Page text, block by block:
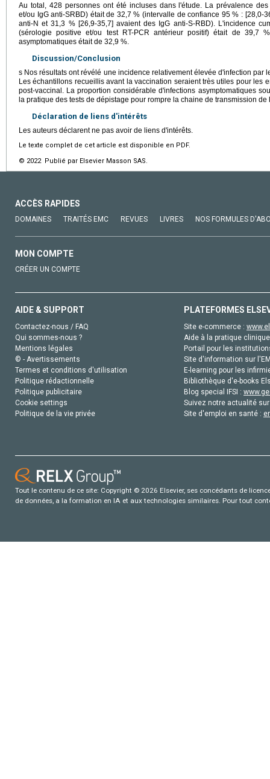
Au total, 428 personnes ont été incluses dans l'étude. La prévalence
et/ou IgG anti-SRBD) était de 32,7 % (intervalle de confiance 95 % : [28,0-
anti-N et 31,3 % [26,9-35,7] avaient des IgG anti-S-RBD). L'incidence
(sérologie positive et/ou test RT-PCR antérieur positif) était de 39,7
asymptomatiques était de 32,9 %.
Discussion/Conclusion
s Nos résultats ont révélé une incidence relativement élevée d'infection par
Les échantillons recueillis avant la vaccination seraient très utiles pour les
post-vaccinal. La proportion considérable d'infections asymptomatiques
la pratique des tests de dépistage pour rompre la chaine de transmission de
Déclaration de liens d'intérêts
Les auteurs déclarent ne pas avoir de liens d'intérêts.
Le texte complet de cet article est disponible en PDF.
© 2022 Publié par Elsevier Masson SAS.
ACCÈS RAPIDES
DOMAINES TRAITÉS EMC REVUES LIVRES NOS FORMULES
MON COMPTE
CRÉER UN COMPTE
AIDE & SUPPORT
Contactez-nous / FAQ
Qui sommes-nous ?
Mentions légales
© - Avertissements
Termes et conditions d'utilisation
Politique rédactionnelle
Politique publicitaire
Cookie settings
Politique de la vie privée
PLATEFORMES
Site e-commerce :
Aide à la pratique
Portail pour les
Site d'information sur
E-learning pour les
Bibliothèque d'e-books
Blog special IFSI :
Suivez notre actualité
Site d'emploi en santé :
Tout le contenu de ce site: Copyright © 2026 Elsevier, ses concédants de
de données, a la formation en IA et aux technologies similaires. Pour tout